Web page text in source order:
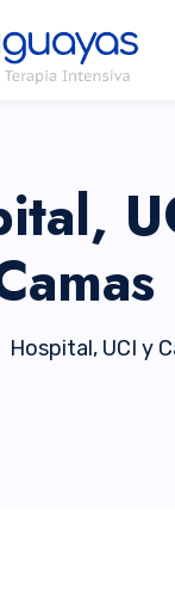
Hospital, UCI y